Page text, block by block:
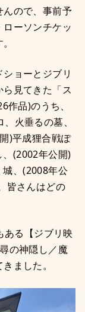
んので、事前予
ーソンチケッ
ョーとジブリ
見てきた「ス
作品)のうち、
火垂るの墓、
)平成狸合戦ぽ
(2002年公開)
、(2008年公
皆さんはどの
ある【ジブリ映
の神隠し／魔
ました。